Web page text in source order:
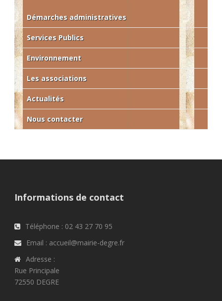
Démarches administratives
Services Publics
Environnement
Les associations
Actualités
Nous contacter
Informations de contact
Téléphone : 02 43 27 70 95
Email : accueil@mairie-degre.fr
Adresse :
Rue Principale
72550 DEGRE